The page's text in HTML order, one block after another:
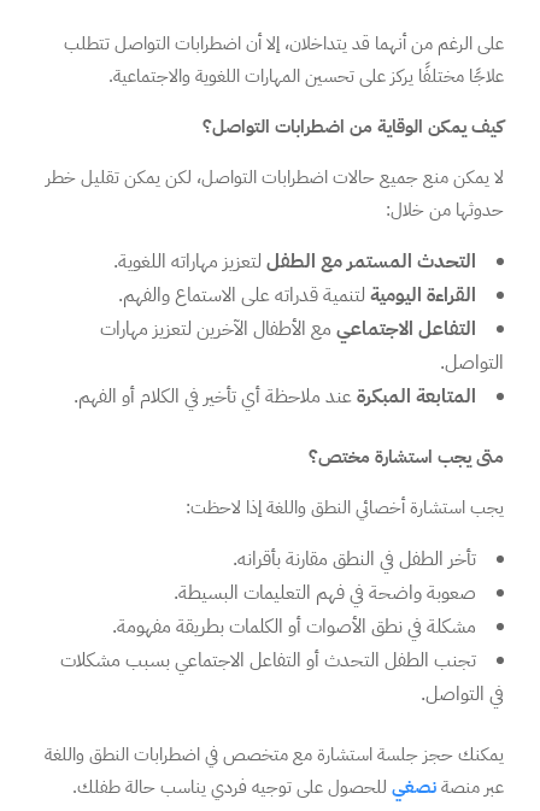
على الرغم من أنهما قد يتداخلان، إلا أن اضطرابات التواصل تتطلب
علاجًا مختلفًا يركز على تحسين المهارات اللغوية والاجتماعية.
كيف يمكن الوقاية من اضطرابات التواصل؟
لا يمكن منع جميع حالات اضطرابات التواصل، لكن يمكن تقليل خطر
حدوثها من خلال:
التحدث المستمر مع الطفل لتعزيز مهاراته اللغوية.
القراءة اليومية لتنمية قدراته على الاستماع والفهم.
التفاعل الاجتماعي مع الأطفال الآخرين لتعزيز مهارات
التواصل.
المتابعة المبكرةعند ملاحظة أي تأخير في الكلام أو الفهم.
متى يجب استشارة مختص؟
يجب استشارة أخصائي النطق واللغة إذا لاحظت:
تأخر الطفل في النطق مقارنة بأقرانه.
صعوبة واضحة في فهم التعليمات البسيطة.
مشكلة في نطق الأصوات أو الكلمات بطريقة مفهومة.
تجنب الطفل التحدث أو التفاعل الاجتماعي بسبب مشكلات
في التواصل.
يمكنك حجز جلسة استشارة مع متخصص في اضطرابات النطق واللغة
عبر منصةنصغي للحصول على توجيه فردي يناسب حالة طفلك.